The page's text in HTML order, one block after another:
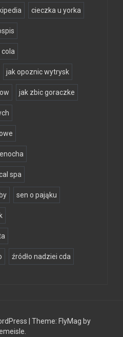
cieczka u yorka
cola
jak opoznic wytrysk
jak zbic goraczke
spa
sen o pająku
źródło nadziei cda
Theme: FlyMag by